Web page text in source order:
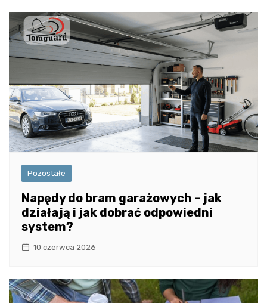
Pozostałe
Napędy do bram garażowych – jak
działają i jak dobrać odpowiedni
system?
10 czerwca 2026